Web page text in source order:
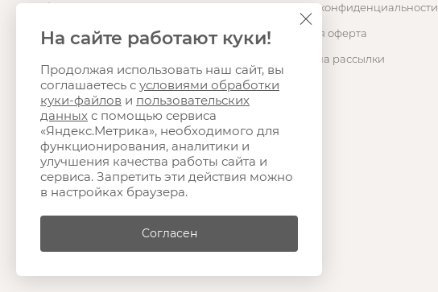
О бренде
Магазин
Контакты
Оптовые продажи и сотрудничество
Политика конфиденциальности
Публичная оферта
Согласие на рассылки
На сайте работают куки!
Продолжая использовать наш сайт, вы
соглашаетесь с условиями обработки
куки-файлов и пользовательских
данных с помощью сервиса
«Яндекс.Метрика», необходимого для
функционирования, аналитики и
улучшения качества работы сайта и
сервиса. Запретить эти действия можно
в настройках браузера.
Согласен